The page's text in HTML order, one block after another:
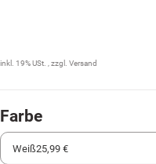
inkl. 19% USt. , zzgl. Versand
Farbe